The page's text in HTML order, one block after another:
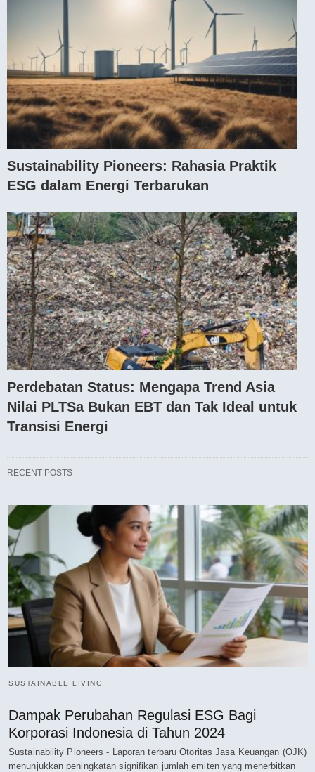
Sustainability Pioneers: Rahasia Praktik
ESG dalam Energi Terbarukan
Perdebatan Status: Mengapa Trend Asia
Nilai PLTSa Bukan EBT dan Tak Ideal untuk
Transisi Energi
RECENT POSTS
SUSTAINABLE LIVING
Dampak Perubahan Regulasi ESG Bagi
Korporasi Indonesia di Tahun 2024
Sustainability Pioneers - Laporan terbaru Otoritas Jasa Keuangan (OJK)
menunjukkan peningkatan signifikan jumlah emiten yang menerbitkan